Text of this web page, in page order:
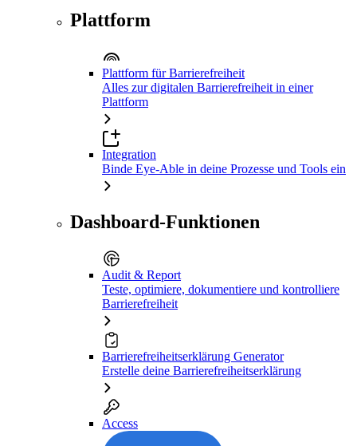
Plattform
Plattform für Barrierefreiheit
Alles zur digitalen Barrierefreiheit in einer
Plattform
Integration
Binde Eye-Able in deine Prozesse und Tools ein
Dashboard-Funktionen
Audit & Report
Teste, optimiere, dokumentiere und kontrolliere
Barrierefreiheit
Barrierefreiheitserklärung Generator
Erstelle deine Barrierefreiheitserklärung
Access